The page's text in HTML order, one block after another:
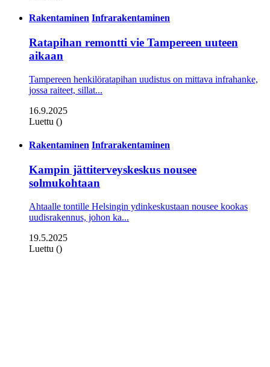
Rakentaminen Infrarakentaminen
Ratapihan remontti vie Tampereen uuteen
aikaan
Tampereen henkilöratapihan uudistus on mittava infrahanke,
jossa raiteet, sillat...
16.9.2025
Luettu ()
Rakentaminen Infrarakentaminen
Kampin jättiterveyskeskus nousee
solmukohtaan
Ahtaalle tontille Helsingin ydinkeskustaan nousee kookas
uudisrakennus, johon ka...
19.5.2025
Luettu ()